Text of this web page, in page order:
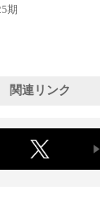
期
関連リンク